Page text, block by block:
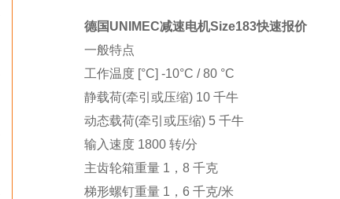
德国UNIMEC减速电机Size183快速报价
一般特点
工作温度 [°C] -10°C / 80 °C
静载荷(牵引或压缩) 10 千牛
动态载荷(牵引或压缩) 5 千牛
输入速度 1800 转/分
主齿轮箱重量 1，8 千克
梯形螺钉重量 1，6 千克/米